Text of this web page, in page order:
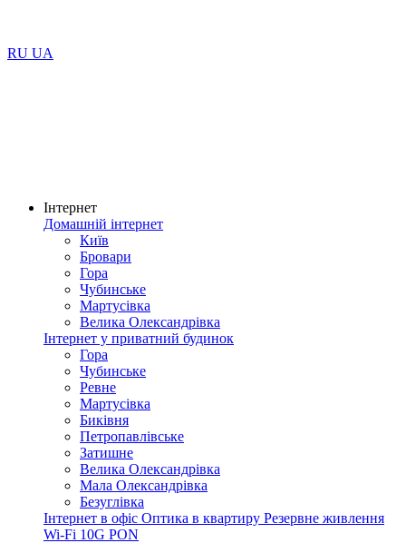
RU UA
Інтернет
Домашній інтернет
Київ
Бровари
Гора
Чубинське
Мартусівка
Велика Олександрівка
Інтернет у приватний будинок
Гора
Чубинське
Ревне
Мартусівка
Биківня
Петропавлівське
Затишне
Велика Олександрівка
Мала Олександрівка
Безуглівка
Інтернет в офіс Оптика в квартиру Резервне живлення
Wi-Fi 10G PON